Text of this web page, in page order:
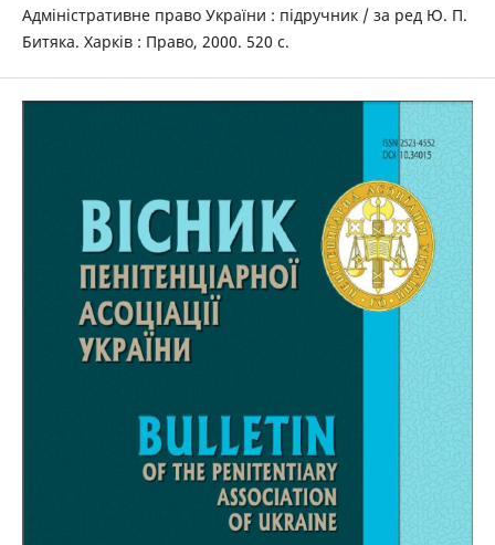
Адміністративне право України : підручник / за ред Ю. П.
Битяка. Харків : Право, 2000. 520 с.